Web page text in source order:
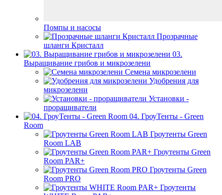
Помпы и насосы
Прозрачные
шланги Кристалл
03.
Выращивание грибов и микрозелени
Семена микрозелени
Удобрения для
микрозелени
Установки -
проращиватели
04. ГроуТенты - Green
Room
Гроутенты Green
Room LAB
Гроутенты Green
Room PAR+
Гроутенты Green
Room PRO
Гроутенты